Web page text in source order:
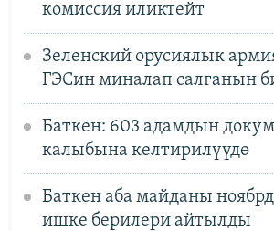
комиссия иликтейт
Зеленский орусиялык
ГЭСин миналап салганын
Баткен: 603 адамдын
калыбына келтирилүүдө
Баткен аба майданы
ишке берилери айтылды